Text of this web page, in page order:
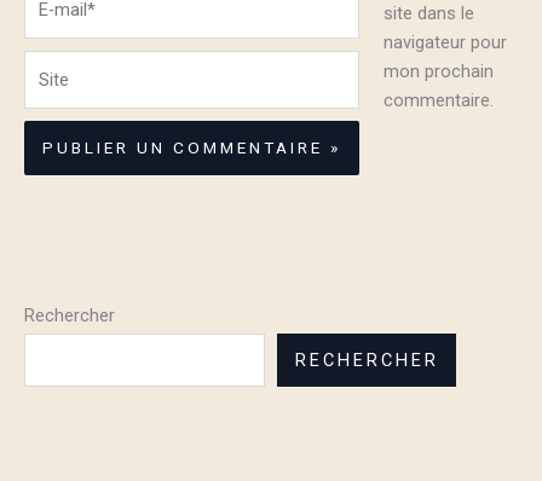
site dans le
navigateur pour
mon prochain
commentaire.
Rechercher
RECHERCHER